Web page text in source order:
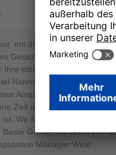
mit Ihrer großartigen
Gesicht gezaubert. Das
Ihre lobenden Worte und
Hannover Messe sind
Anspruch ist ganz
Zeit ermöglichen. Schön,
ist. Wir freuen uns jetzt
Beste Grüße, Ihr Team von
Manager West